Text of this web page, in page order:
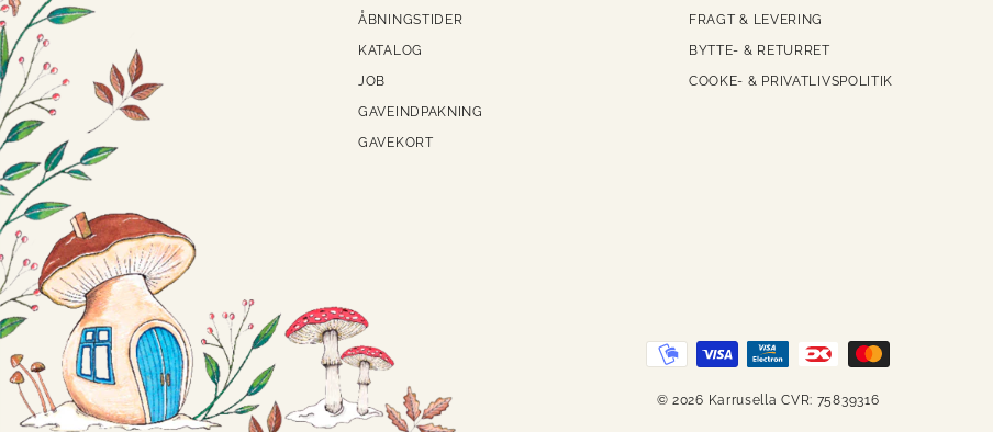
ÅBNINGSTIDER
KATALOG
JOB
GAVEINDPAKNING
GAVEKORT
FRAGT & LEVERING
BYTTE- & RETURRET
COOKE- & PRIVATLIVSPOLITIK
© 2026 Karrusella CVR: 75839316